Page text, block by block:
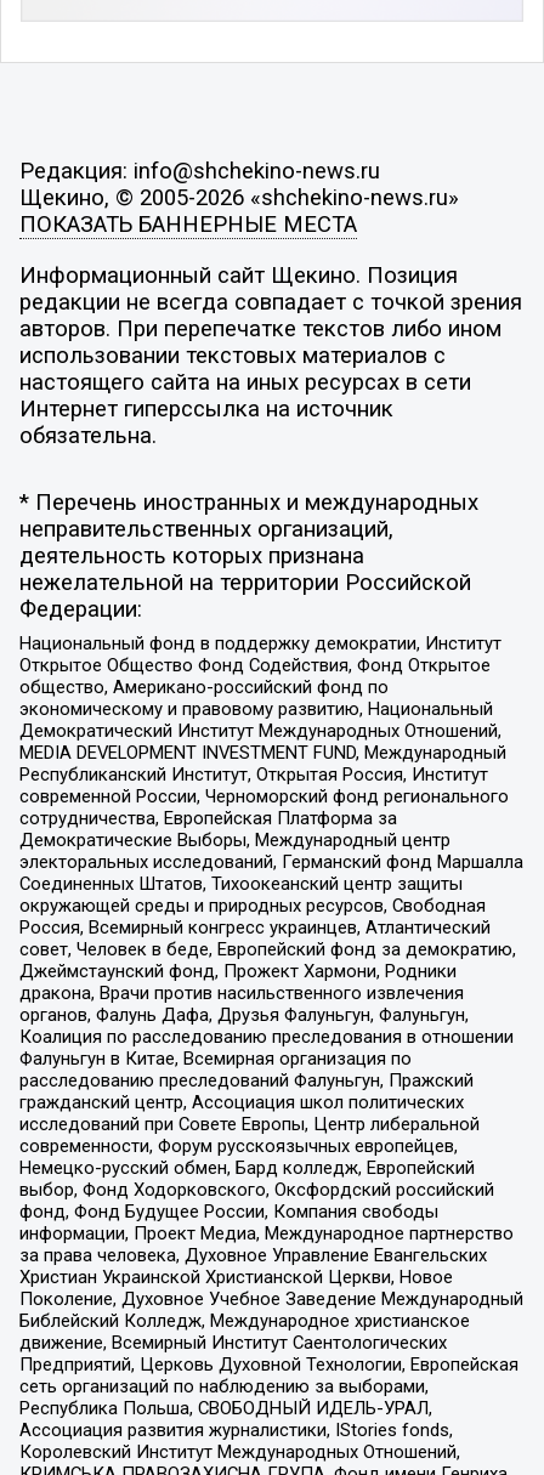
Редакция: info@shchekino-news.ru
Щекино, © 2005-2026 «shchekino-news.ru»
ПОКАЗАТЬ БАННЕРНЫЕ МЕСТА
Информационный сайт Щекино. Позиция
редакции не всегда совпадает с точкой зрения
авторов. При перепечатке текстов либо ином
использовании текстовых материалов с
настоящего сайта на иных ресурсах в сети
Интернет гиперссылка на источник
обязательна.
* Перечень иностранных и международных
неправительственных организаций,
деятельность которых признана
нежелательной на территории Российской
Федерации:
Национальный фонд в поддержку демократии, Институт
Открытое Общество Фонд Содействия, Фонд Открытое
общество, Американо-российский фонд по
экономическому и правовому развитию, Национальный
Демократический Институт Международных Отношений,
MEDIA DEVELOPMENT INVESTMENT FUND, Международный
Республиканский Институт, Открытая Россия, Институт
современной России, Черноморский фонд регионального
сотрудничества, Европейская Платформа за
Демократические Выборы, Международный центр
электоральных исследований, Германский фонд Маршалла
Соединенных Штатов, Тихоокеанский центр защиты
окружающей среды и природных ресурсов, Свободная
Россия, Всемирный конгресс украинцев, Атлантический
совет, Человек в беде, Европейский фонд за демократию,
Джеймстаунский фонд, Прожект Хармони, Родники
дракона, Врачи против насильственного извлечения
органов, Фалунь Дафа, Друзья Фалуньгун, Фалуньгун,
Коалиция по расследованию преследования в отношении
Фалуньгун в Китае, Всемирная организация по
расследованию преследований Фалуньгун, Пражский
гражданский центр, Ассоциация школ политических
исследований при Совете Европы, Центр либеральной
современности, Форум русскоязычных европейцев,
Немецко-русский обмен, Бард колледж, Европейский
выбор, Фонд Ходорковского, Оксфордский российский
фонд, Фонд Будущее России, Компания свободы
информации, Проект Медиа, Международное партнерство
за права человека, Духовное Управление Евангельских
Христиан Украинской Христианской Церкви, Новое
Поколение, Духовное Учебное Заведение Международный
Библейский Колледж, Международное христианское
движение, Всемирный Институт Саентологических
Предприятий, Церковь Духовной Технологии, Европейская
сеть организаций по наблюдению за выборами,
Республика Польша, СВОБОДНЫЙ ИДЕЛЬ-УРАЛ,
Ассоциация развития журналистики, IStories fonds,
Королевский Институт Международных Отношений,